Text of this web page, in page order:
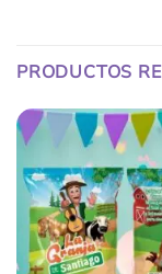
PRODUCTOS